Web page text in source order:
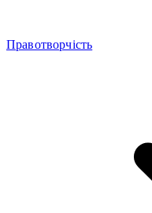
Правотворчість